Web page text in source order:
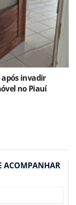
invadir
no Piauí
ACOMPANHAR